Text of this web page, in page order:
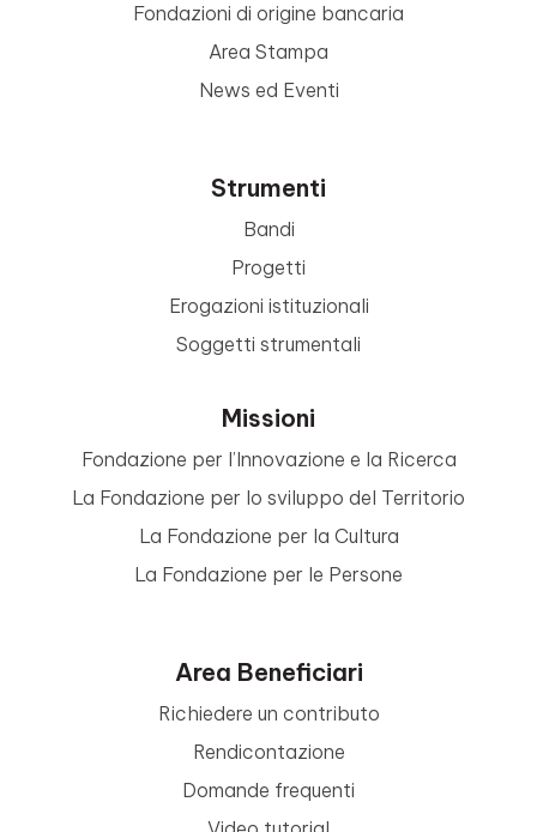
Fondazioni di origine bancaria
Area Stampa
News ed Eventi
Strumenti
Bandi
Progetti
Erogazioni istituzionali
Soggetti strumentali
Missioni
Fondazione per l’Innovazione e la Ricerca
La Fondazione per lo sviluppo del Territorio
La Fondazione per la Cultura
La Fondazione per le Persone
Area Beneficiari
Richiedere un contributo
Rendicontazione
Domande frequenti